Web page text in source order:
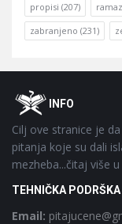
propisi (207)
zabranjeno (231)
FooterOINFO
Cilj ove stranice je
pitanja koje su dali
mezheba...čitaj više
TEHNIČKA PODRŠKA
Email: